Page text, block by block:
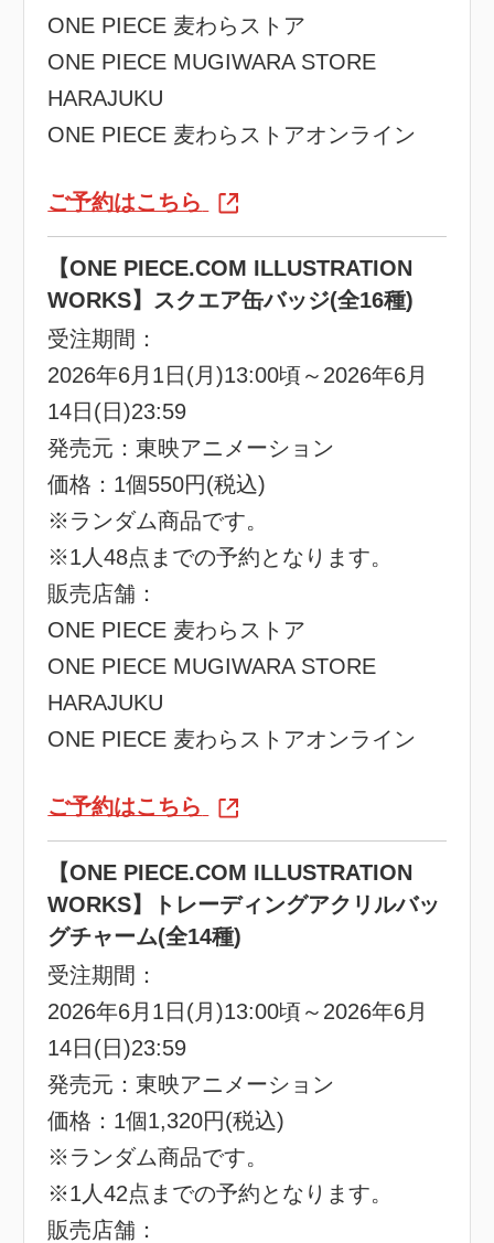
ONE PIECE 麦わらストア
ONE PIECE MUGIWARA STORE
HARAJUKU
ONE PIECE 麦わらストアオンライン
ご予約はこちら
【ONE PIECE.COM ILLUSTRATION
WORKS】スクエア缶バッジ(全16種)
受注期間：
2026年6月1日(月)13:00頃～2026年6月
14日(日)23:59
発売元：東映アニメーション
価格：1個550円(税込)
※ランダム商品です。
※1人48点までの予約となります。
販売店舗：
ONE PIECE 麦わらストア
ONE PIECE MUGIWARA STORE
HARAJUKU
ONE PIECE 麦わらストアオンライン
ご予約はこちら
【ONE PIECE.COM ILLUSTRATION
WORKS】トレーディングアクリルバッ
グチャーム(全14種)
受注期間：
2026年6月1日(月)13:00頃～2026年6月
14日(日)23:59
発売元：東映アニメーション
価格：1個1,320円(税込)
※ランダム商品です。
※1人42点までの予約となります。
販売店舗：